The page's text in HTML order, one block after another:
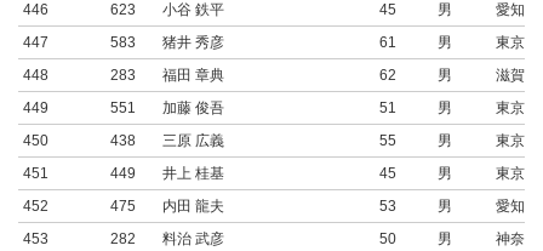
446
623 小谷 鉄平 45 男
愛知県
447
583 猪井 秀彦 61 男
東京都
448
283 福田 章典 62 男
滋賀県
449
551 加藤 俊吾 51 男
東京都
450
438 三原 広義 55 男
東京都
451
449 井上 桂基 45 男
東京都
452
475 内田 龍夫 53 男
愛知県
453
282 料治 武彦 50 男
神奈川